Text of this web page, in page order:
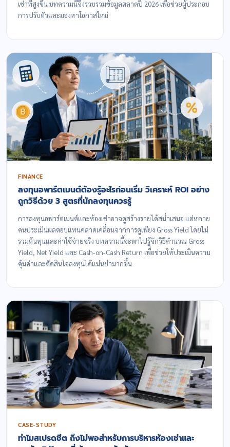
เช่าที่สูงขึ้น บทความนี้จึงรวบรวมข้อมูลตลาดปี 2026 เพื่อช่วยผู้ประกอบ
การปรับตัวและมองหาโอกาสใหม่
FINANCE
ลงทุนอพาร์ตเมนต์ต้องรู้อะไรก่อนเริ่ม วิเคราะห์ ROI อย่าง
ถูกวิธีด้วย 3 สูตรที่นักลงทุนควรรู้
การลงทุนอพาร์ตเมนต์และห้องเช่าอาจดูสร้างรายได้สม่ำเสมอ แต่หลาย
คนประเมินผลตอบแทนคลาดเคลื่อนจากการดูเพียง Gross Yield โดยไม่
รวมต้นทุนและค่าใช้จ่ายจริง บทความนี้จะพาไปรู้จักวิธีคำนวณ Gross
Yield, Net Yield และ Cash-on-Cash Return เพื่อช่วยให้ประเมินความ
คุ้มค่าและตัดสินใจลงทุนได้แม่นยำมากขึ้น
CASE-STUDY
ทำไมสเปรดชีต ถึงไม่พอสำหรับการบริหารห้องเช่าและ